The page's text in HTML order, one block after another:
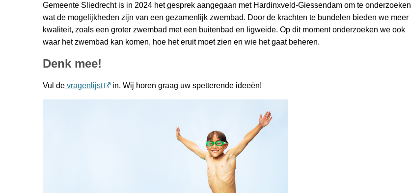
Gemeente Sliedrecht is in 2024 het gesprek aangegaan met Hardinxveld-Giessendam om te onderzoeken
wat de mogelijkheden zijn van een gezamenlijk zwembad. Door de krachten te bundelen bieden we meer
kwaliteit, zoals een groter zwembad met een buitenbad en ligweide. Op dit moment onderzoeken we ook
waar het zwembad kan komen, hoe het eruit moet zien en wie het gaat beheren.
Denk mee!
Vul de vragenlijst in. Wij horen graag uw spetterende ideeën!